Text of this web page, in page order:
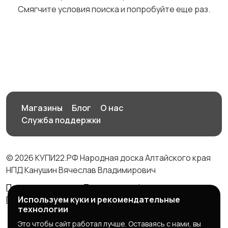
Смягчите условия поиска и попробуйте еще раз.
Магазины Блог
О нас
Служба поддержки
© 2026 КУПИ22.РФ Народная доска Алтайского края
НПД Канушин Вячеслав Владимирович
Правила сервиса
Политика конфиденциальности
Политика использования cookie
Используем куки и рекомендательные
технологии
Это чтобы сайт работал лучше. Оставаясь с нами, вы